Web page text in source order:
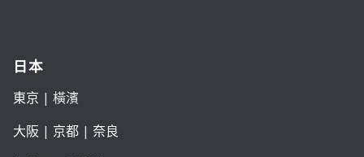
日本
東京 | 橫濱
大阪 | 京都| 奈良